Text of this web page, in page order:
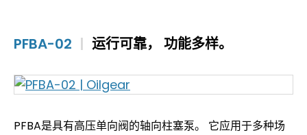
PFBA-02 | 运行可靠， 功能多样。
PFBA是具有高压单向阀的轴向柱塞泵。 它应用于多种场